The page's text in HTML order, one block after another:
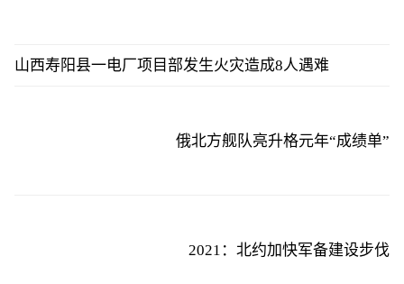
山西寿阳县一电厂项目部发生火灾造成8人遇难
俄北方舰队亮升格元年“成绩单”
2021：北约加快军备建设步伐